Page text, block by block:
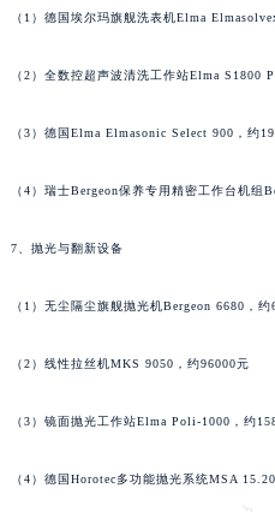
（1）德国埃尔玛旗舰洗表机Elma
（2）全数控超声波清洗工作站Elma S1800
（3）德国Elma Elmasonic Select 900，约
（4）瑞士Bergeon保养专用精密工作台机组
7、抛光与翻新设备
（1）无尘隔尘旗舰抛光机Bergeon 6680，约
（2）线性拉丝机MKS 9050，约96000元
（3）镜面抛光工作站Elma Poli-1000，约
（4）德国Horotec多功能抛光系统MSA